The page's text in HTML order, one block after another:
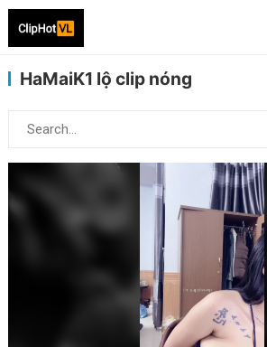
HaMaiK1 lộ clip nóng